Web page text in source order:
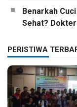
Benarkah
Sehat?
PERISTIWA